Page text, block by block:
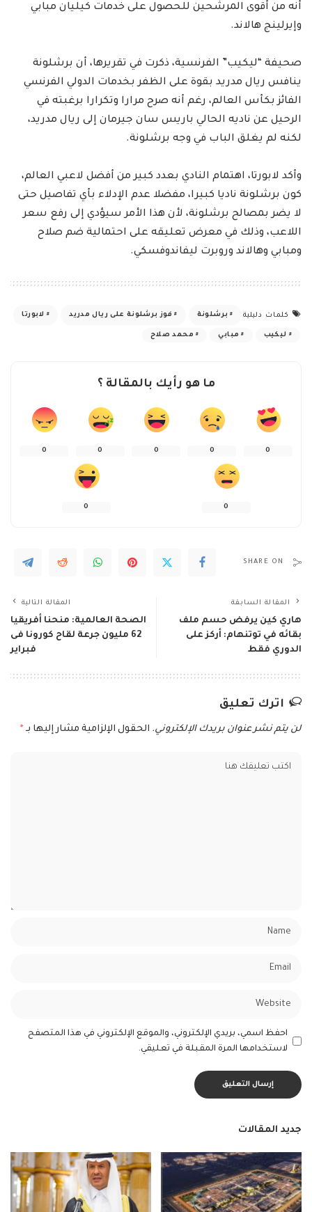
أنه من أقوى المرشحين للحصول على خدمات كيليان مبابي
وإيرلينج هالاند.
صحيفة “ليكيب” الفرنسية، ذكرت في تقريرها، أن برشلونة
ينافس ريال مدريد بقوة على الظفر بخدمات الدولي الفرنسي
الفائز بكأس العالم، رغم أنه صرح مرارا وتكرارا برغبته في
الرحيل عن ناديه الحالي باريس سان جيرمان إلى ريال مدريد،
لكنه لم يغلق الباب في وجه برشلونة.
وأكد لابورتا، اهتمام النادي بعدد كبير من أفضل لاعبي العالم،
كون برشلونة ناديا كبيرا، مفضلا عدم الإدلاء بأي تفاصيل حتى
لا يضر بمصالح برشلونة، لأن هذا الأمر سيؤدي إلى رفع سعر
اللاعب، وذلك في معرض تعليقه على احتمالية ضم صلاح
ومبابي وهالاند وروبرت ليفاندوفسكي.
كلمات دليلية برشلونة فوز برشلونة على ريال مدريد لابورتا
ليكيب مبابي محمد صلاح
ما هو رأيك بالمقالة ؟
0
0
0
0
0
0
0
SHARE ON
المقالة السابقة
هاري كين يرفض حسم ملف
بقائه في توتنهام: أركز على
الدوري فقط
المقالة التالية
الصحة العالمية: منحنا أفريقيا
62 مليون جرعة لقاح كورونا فى
فبراير
اترك تعليق
لن يتم نشر عنوان بريدك الإلكتروني. الحقول الإلزامية مشار إليها بـ *
احفظ اسمي، بريدي الإلكتروني، والموقع الإلكتروني في هذا المتصفح
لاستخدامها المرة المقبلة في تعليقي.
جديد المقالات